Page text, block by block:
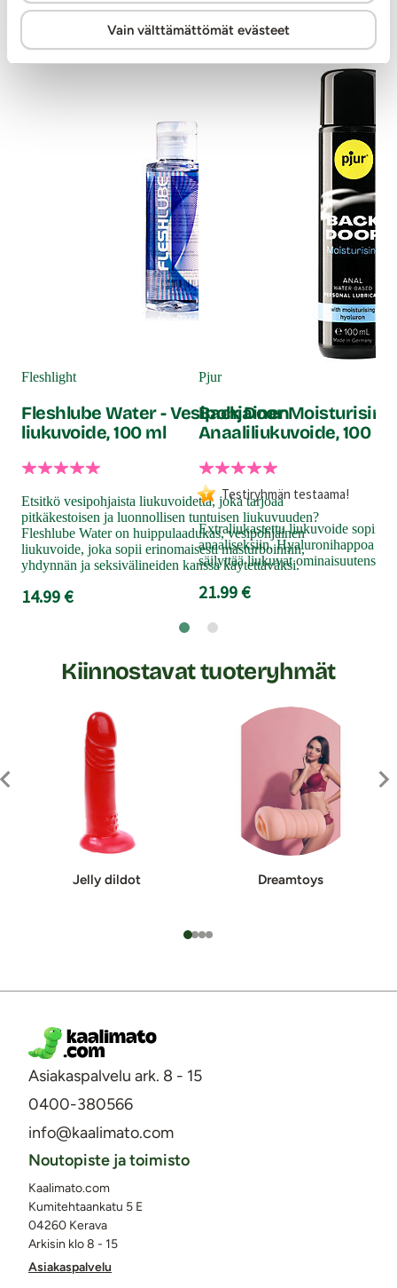
Vain välttämättömät evästeet
Muut asiakkaat ostivat
Fleshlight
Fleshlube Water - Vesipohjainen
liukuvoide, 100 ml
Etsitkö vesipohjaista liukuvoidetta, joka tarjoaa
pitkäkestoisen ja luonnollisen tuntuisen liukuvuuden?
Fleshlube Water on huippulaadukas, vesipohjainen
liukuvoide, joka sopii erinomaisesti masturboinnin,
yhdynnän ja seksivälineiden kanssa käytettäväksi.
14.99 €
Pjur
Back Door Moisturising
Anaaliliukuvoide, 100 ml
Testiryhmän testaama!
Extraliukastettu liukuvoide sopii
anaaliseksiin. Hyaluronihappoa
säilyttää liukuvat ominaisuutensa
21.99 €
Kiinnostavat tuoteryhmät
Jelly dildot Dreamtoys
Asiakaspalvelu ark. 8 - 15
0400-380566
info@kaalimato.com
Asiakaspalvelu
Noutopiste ja toimisto
Kaalimato.com
Kumitehtaankatu 5 E
04260 Kerava
Arkisin klo 8 - 15